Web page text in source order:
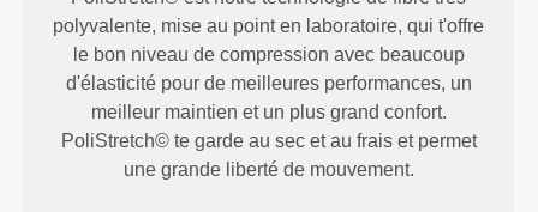
polyvalente, mise au point en laboratoire, qui t'offre
le bon niveau de compression avec beaucoup
d'élasticité pour de meilleures performances, un
meilleur maintien et un plus grand confort.
PoliStretch© te garde au sec et au frais et permet
une grande liberté de mouvement.